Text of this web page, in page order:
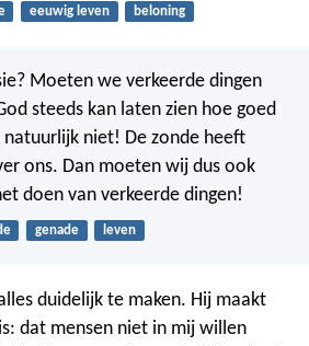
eeuwig leven beloning
Moeten we verkeerde dingen
steeds kan laten zien hoe goed
natuurlijk niet! De zonde heeft
ons. Dan moeten wij dus ook
doen van verkeerde dingen!
genade leven
duidelijk te maken. Hij maakt
dat mensen niet in mij willen